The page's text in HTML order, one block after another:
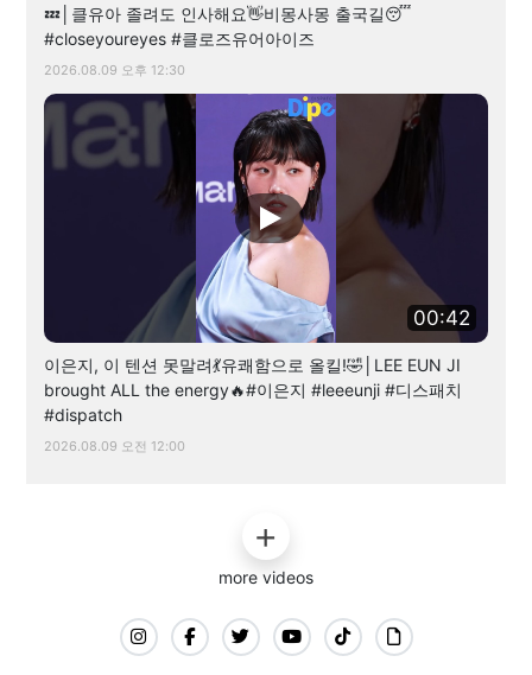
💤│클유아 졸려도 인사해요👋비몽사몽 출국길😴
#closeyoureyes #클로즈유어아이즈
2026.08.09 오후 12:30
00:42
이은지, 이 텐션 못말려💃유쾌함으로 올킬!🤣│LEE EUN JI
brought ALL the energy🔥#이은지 #leeeunji #디스패치
#dispatch
2026.08.09 오전 12:00
more videos